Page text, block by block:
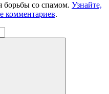
борьбы со спамом. Узнайте,
комментариев.